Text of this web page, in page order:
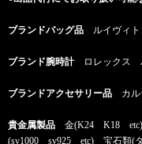
ブランドバッグ品 ルイヴィ
ブランド腕時計ロレックス
ブランドアクセサリー品 カル
貴金属製品 金(K24 K18 etc)
(sv1000 sv925 etc) 宝石類(